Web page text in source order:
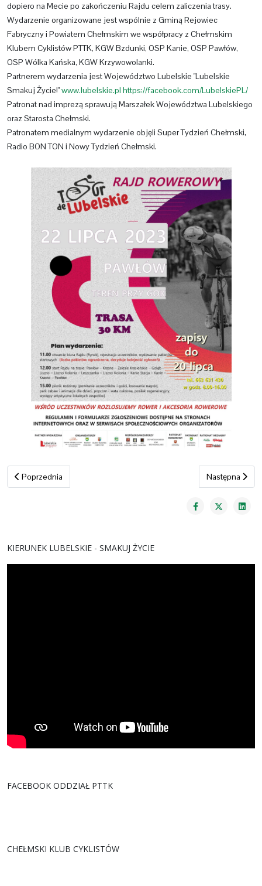
dopiero na Mecie po zakończeniu Rajdu celem zaliczenia trasy.
Wydarzenie organizowane jest wspólnie z Gminą Rejowiec
Fabryczny i Powiatem Chełmskim we współpracy z Chełmskim
Klubem Cyklistów PTTK, KGW Bzdunki, OSP Kanie, OSP Pawłów,
OSP Wólka Kańska, KGW Krzywowolanki.
Partnerem wydarzenia jest Województwo Lubelskie "Lubelskie
Smakuj Życie!"www.lubelskie.pl https://facebook.com/LubelskiePL/
Patronat nad imprezą sprawują Marszałek Województwa Lubelskiego
oraz Starosta Chełmski.
Patronatem medialnym wydarzenie objęli Super Tydzień Chełmski,
Radio BON TON i Nowy Tydzień Chełmski.
Poprzednia strona: SZLAKIEM MŁYNÓW I WIATRAKÓW - rajd
Poprzednia Następna
Następna
KIERUNEK LUBELSKIE - SMAKUJ ŻYCIE
FACEBOOK ODDZIAŁ PTTK
CHEŁMSKI KLUB CYKLISTÓW